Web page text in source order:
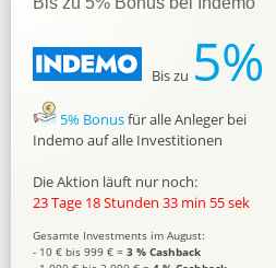
Bis zu 5%
5% Bonusfür alle Anleger bei
Indemo auf alle Investitionen
Die Aktion läuft nur noch:
23 Tage 18 Stunden 33 min 54 sek
Gesamte Investments im August:
- 10 € bis 999 € = 3 % Cashback